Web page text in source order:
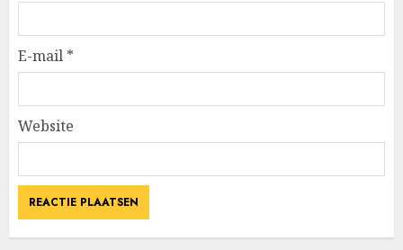
E-mail *
Website